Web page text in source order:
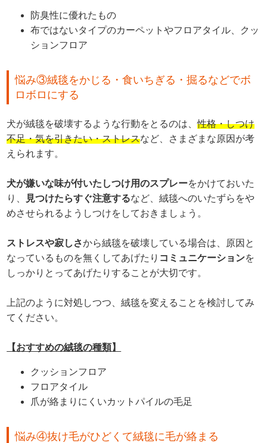
防臭性に優れたもの
布ではないタイプのカーペットやフロアタイル、クッ
ションフロア
悩み③絨毯をかじる・食いちぎる・掘るなどでボ
ロボロにする
犬が絨毯を破壊するような行動をとるのは、性格・しつけ
不足・気を引きたい・ストレスなど、さまざまな原因が考
えられます。
犬が嫌いな味が付いたしつけ用のスプレーをかけておいた
り、
見つけたらすぐ注意するなど、絨毯へのいたずらをや
めさせられるようしつけをしておきましょう。
ストレスや寂しさから絨毯を破壊している場合は、原因と
なっているものを無くしてあげたり コミュニケーションを
しっかりとってあげたりすることが大切です。
上記のように対処しつつ、絨毯を変えることを検討してみ
てください。
【おすすめの絨毯の種類】
クッションフロア
フロアタイル
爪が絡まりにくいカットパイルの毛足
悩み④抜け毛がひどくて絨毯に毛が絡まる